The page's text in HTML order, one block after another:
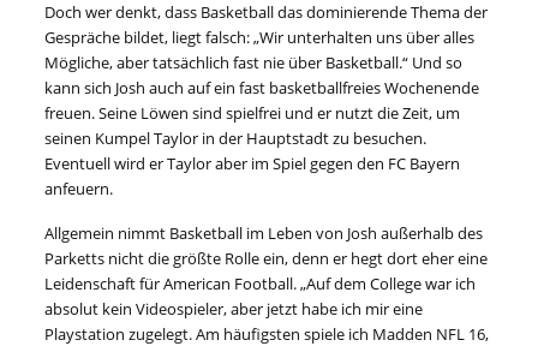
Doch wer denkt, dass Basketball das dominierende Thema der
Gespräche bildet, liegt falsch: „Wir unterhalten uns über alles
Mögliche, aber tatsächlich fast nie über Basketball.“ Und so
kann sich Josh auch auf ein fast basketballfreies Wochenende
freuen. Seine Löwen sind spielfrei und er nutzt die Zeit, um
seinen Kumpel Taylor in der Hauptstadt zu besuchen.
Eventuell wird er Taylor aber im Spiel gegen den FC Bayern
anfeuern.
Allgemein nimmt Basketball im Leben von Josh außerhalb des
Parketts nicht die größte Rolle ein, denn er hegt dort eher eine
Leidenschaft für American Football. „Auf dem College war ich
absolut kein Videospieler, aber jetzt habe ich mir eine
Playstation zugelegt. Am häufigsten spiele ich Madden NFL 16,